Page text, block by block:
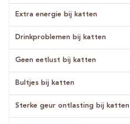
Extra energie bij katten
Drinkproblemen bij katten
Geen eetlust bij katten
Bultjes bij katten
Sterke geur ontlasting bij katten